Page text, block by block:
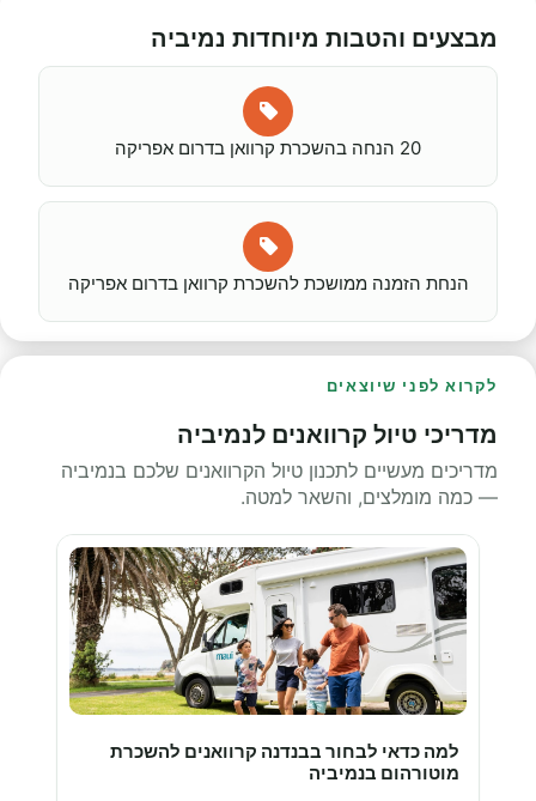
מבצעים והטבות מיוחדות נמיביה
20 הנחה בהשכרת קרוואן בדרום אפריקה
הנחת הזמנה ממושכת להשכרת קרוואן בדרום אפריקה
לקרוא לפני שיוצאים
מדריכי טיול קרוואנים לנמיביה
מדריכים מעשיים לתכנון טיול הקרוואנים שלכם בנמיביה
— כמה מומלצים, והשאר למטה.
למה כדאי לבחור בבנדנה קרוואנים להשכרת
מוטורהום בנמיביה